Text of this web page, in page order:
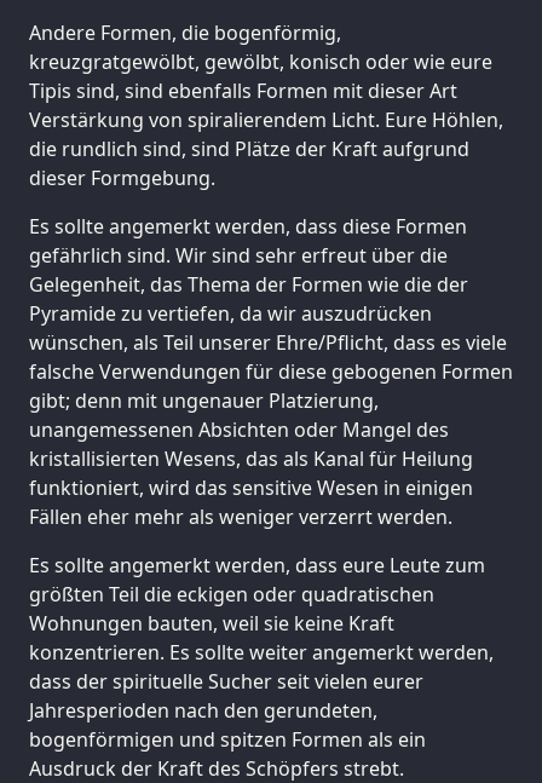
Andere Formen, die bogenförmig,
kreuzgratgewölbt, gewölbt, konisch oder wie eure
Tipis sind, sind ebenfalls Formen mit dieser Art
Verstärkung von spiralierendem Licht. Eure Höhlen,
die rundlich sind, sind Plätze der Kraft aufgrund
dieser Formgebung.
Es sollte angemerkt werden, dass diese Formen
gefährlich sind. Wir sind sehr erfreut über die
Gelegenheit, das Thema der Formen wie die der
Pyramide zu vertiefen, da wir auszudrücken
wünschen, als Teil unserer Ehre/Pflicht, dass es viele
falsche Verwendungen für diese gebogenen Formen
gibt; denn mit ungenauer Platzierung,
unangemessenen Absichten oder Mangel des
kristallisierten Wesens, das als Kanal für Heilung
funktioniert, wird das sensitive Wesen in einigen
Fällen eher mehr als weniger verzerrt werden.
Es sollte angemerkt werden, dass eure Leute zum
größten Teil die eckigen oder quadratischen
Wohnungen bauten, weil sie keine Kraft
konzentrieren. Es sollte weiter angemerkt werden,
dass der spirituelle Sucher seit vielen eurer
Jahresperioden nach den gerundeten,
bogenförmigen und spitzen Formen als ein
Ausdruck der Kraft des Schöpfers strebt.